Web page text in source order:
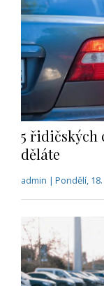
5 řidičských
děláte
admin | Pondělí,